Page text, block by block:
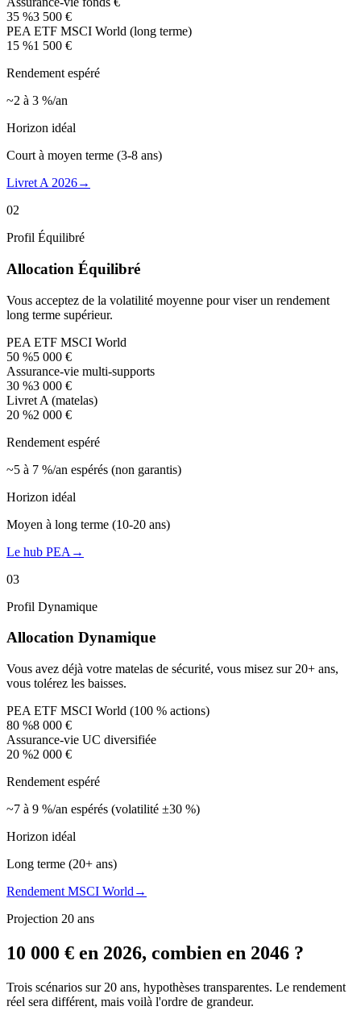
35 %3 500 €
PEA ETF MSCI World (long terme)
15 %1 500 €
Rendement espéré
~2 à 3 %/an
Horizon idéal
Court à moyen terme (3-8 ans)
Livret A 2026→
02
Profil Équilibré
Allocation Équilibré
Vous acceptez de la volatilité moyenne pour viser un rendement
long terme supérieur.
PEA ETF MSCI World
50 %5 000 €
Assurance-vie multi-supports
30 %3 000 €
Livret A (matelas)
20 %2 000 €
Rendement espéré
~5 à 7 %/an espérés (non garantis)
Horizon idéal
Moyen à long terme (10-20 ans)
Le hub PEA →
03
Profil Dynamique
Allocation Dynamique
Vous avez déjà votre matelas de sécurité, vous misez sur 20+ ans,
vous tolérez les baisses.
PEA ETF MSCI World (100 % actions)
80 %8 000 €
Assurance-vie UC diversifiée
20 %2 000 €
Rendement espéré
~7 à 9 %/an espérés (volatilité ±30 %)
Horizon idéal
Long terme (20+ ans)
Rendement MSCI World →
Projection 20 ans
10 000 € en 2026, combien en 2046 ?
Trois scénarios sur 20 ans, hypothèses transparentes. Le rendement
réel sera différent, mais voilà l'ordre de grandeur.